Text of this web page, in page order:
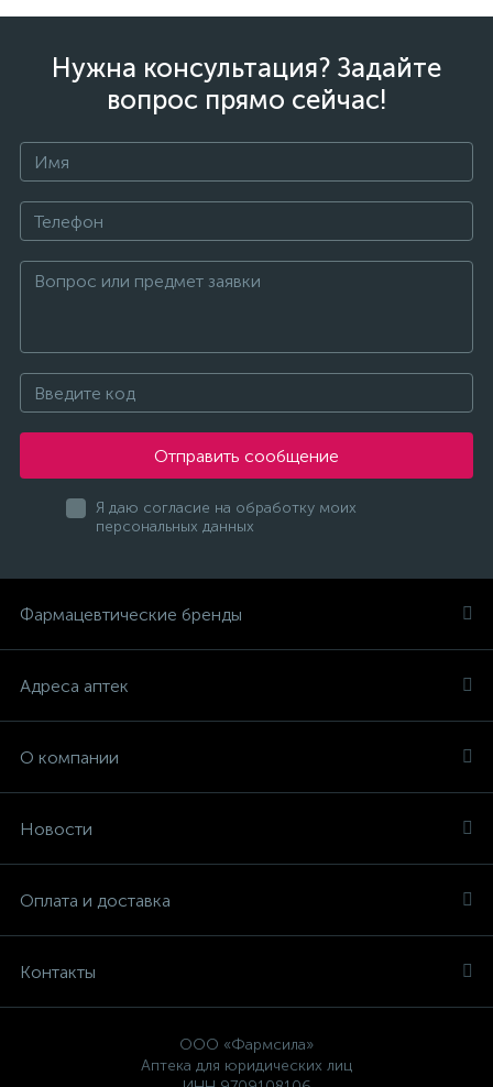
Нужна консультация? Задайте
вопрос прямо сейчас!
Отправить сообщение
Я даю согласие на обработку моих
персональных данных
Фармацевтические бренды
Адреса аптек
О компании
Новости
Оплата и доставка
Контакты
ООО «Фармсила»
Аптека для юридических лиц